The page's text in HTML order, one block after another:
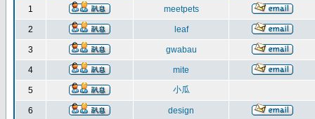
1 meetpets
2 leaf
3 gwabau
4 mite
5 小瓜
6 design